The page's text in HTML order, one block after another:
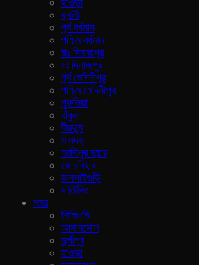
হাওড়া
হুগলী
পূর্ব বর্ধমান
পশ্চিম বর্ধমান
উঃ দিনাজপুর
দঃ দিনাজপুর
পূর্ব মেদিনীপুর
পশ্চিম মেদিনীপুর
পুরুলিয়া
বাঁকুড়া
বীরভুম
মালদহ
আলিপুর দুয়ার
কোচবিহার
জলপাইগুড়ি
দার্জিলিং
শহর
শিলিগুড়ি
আসানসোল
দুর্গাপুর
হাওড়া